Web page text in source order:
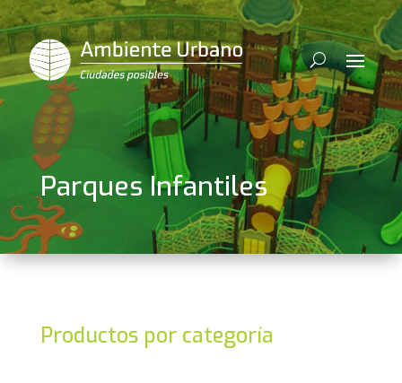
Parques Infantiles
Productos por categoría